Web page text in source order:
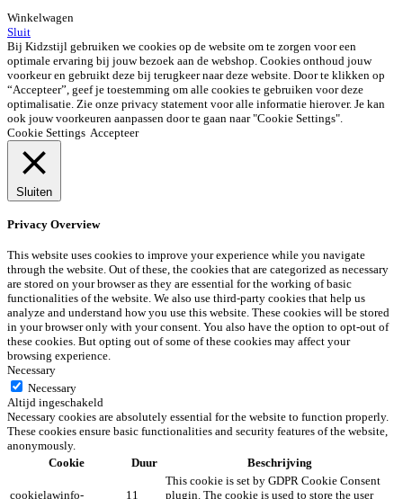
Winkelwagen
Sluit
Bij Kidzstijl gebruiken we cookies op de website om te zorgen voor een
optimale ervaring bij jouw bezoek aan de webshop. Cookies onthoud jouw
voorkeur en gebruikt deze bij terugkeer naar deze website. Door te klikken op
“Accepteer”, geef je toestemming om alle cookies te gebruiken voor deze
optimalisatie. Zie onze privacy statement voor alle informatie hierover. Je kan
ook jouw voorkeuren aanpassen door te gaan naar "Cookie Settings".
Cookie Settings Accepteer
Sluiten
Privacy Overview
This website uses cookies to improve your experience while you navigate
through the website. Out of these, the cookies that are categorized as necessary
are stored on your browser as they are essential for the working of basic
functionalities of the website. We also use third-party cookies that help us
analyze and understand how you use this website. These cookies will be stored
in your browser only with your consent. You also have the option to opt-out of
these cookies. But opting out of some of these cookies may affect your
browsing experience.
Necessary
Necessary
Altijd ingeschakeld
Necessary cookies are absolutely essential for the website to function properly.
These cookies ensure basic functionalities and security features of the website,
anonymously.
Cookie
Duur Beschrijving
cookielawinfo-
11
This cookie is set by GDPR Cookie Consent
plugin. The cookie is used to store the user